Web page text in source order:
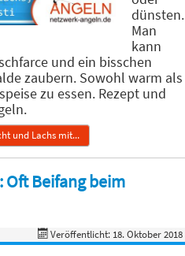
dünsten.
Man
kann
und ein bisschen
zaubern. Sowohl warm als
zu essen. Rezept und
und Lachs mit...
Oft Beifang beim
Veröffentlicht: 18. Oktober 2018